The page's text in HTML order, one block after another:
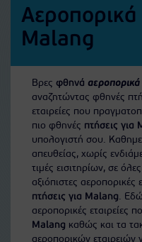
Αεροπορικά
Malang
Βρες φθηνά αεροπορικά
αναζητώντας φθηνές
εταιρείες που
πιο φθηνές πτήσεις για
υπολογιστή σου.
απευθείας, χωρίς
τιμές εισιτηρίων, σε
αξιόπιστες αεροπορικές
πτήσεις για Malang.
αεροπορικές εταιρείες
Malang καθώς και τα
αεροπορικών εταιρειών